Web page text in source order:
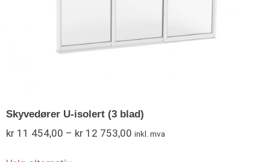
Skyvedører U-isolert (3 blad)
kr 11 454,00 – kr 12 753,00 inkl. mva